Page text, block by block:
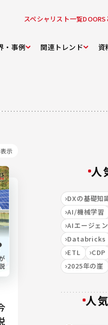
スペシャリスト一覧
・事例 関連トレンド 資
示
人
DXの基礎知
AI/機械学習
AIエージェ
Databricks
ETL
CDP
2025年の崖
人